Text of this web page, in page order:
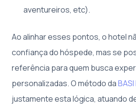
aventureiros, etc).
Ao alinhar esses pontos, o hotel
confiança do hóspede, mas se
referência para quem busca
personalizadas. O método daBASI
justamente esta lógica, atuando